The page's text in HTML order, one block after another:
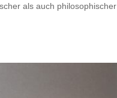
als auch philosophischer